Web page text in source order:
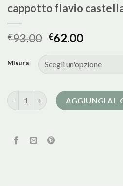
cappotto flavio
€93.00 €62.00
Misura
cappotto flavio castellani quantità
AGGIUNGI AL